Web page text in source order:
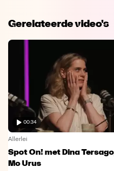
Gerelateerde video's
00:34
Allerlei
Spot On! met Dina
Mo Urus